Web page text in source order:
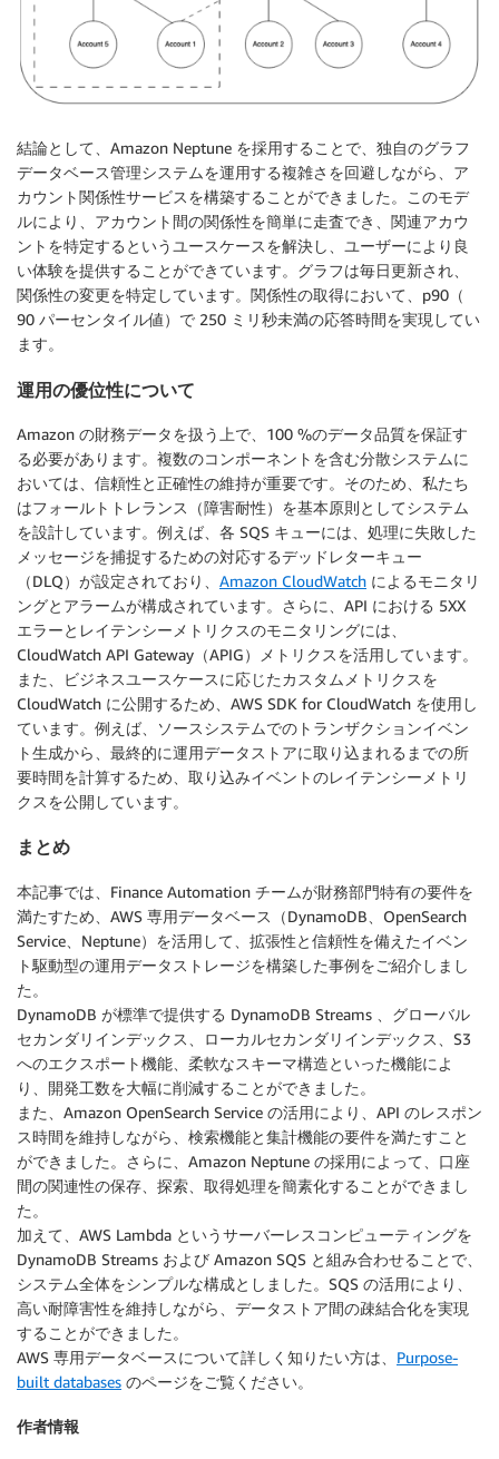
結論として、Amazon Neptune を採用することで、独自のグラフ
データベース管理システムを運用する複雑さを回避しながら、ア
カウント関係性サービスを構築することができました。このモデ
ルにより、アカウント間の関係性を簡単に走査でき、関連アカウ
ントを特定するというユースケースを解決し、ユーザーにより良
い体験を提供することができています。グラフは毎日更新され、
関係性の変更を特定しています。関係性の取得において、p90（
90 パーセンタイル値）で 250 ミリ秒未満の応答時間を実現してい
ます。
運用の優位性について
Amazon の財務データを扱う上で、100 %のデータ品質を保証す
る必要があります。複数のコンポーネントを含む分散システムに
おいては、信頼性と正確性の維持が重要です。そのため、私たち
はフォールトトレランス（障害耐性）を基本原則としてシステム
を設計しています。例えば、各 SQS キューには、処理に失敗した
メッセージを捕捉するための対応するデッドレターキュー
（DLQ）が設定されており、 Amazon CloudWatch によるモニタリ
ングとアラームが構成されています。さらに、API における 5XX
エラーとレイテンシーメトリクスのモニタリングには、
CloudWatch API Gateway（APIG）メトリクスを活用しています。
また、ビジネスユースケースに応じたカスタムメトリクスを
CloudWatch に公開するため、AWS SDK for CloudWatch を使用し
ています。例えば、ソースシステムでのトランザクションイベン
ト生成から、最終的に運用データストアに取り込まれるまでの所
要時間を計算するため、取り込みイベントのレイテンシーメトリ
クスを公開しています。
まとめ
本記事では、Finance Automation チームが財務部門特有の要件を
満たすため、AWS 専用データベース（DynamoDB、OpenSearch
Service、Neptune）を活用して、拡張性と信頼性を備えたイベン
ト駆動型の運用データストレージを構築した事例をご紹介しまし
た。
DynamoDB が標準で提供する DynamoDB Streams 、グローバル
セカンダリインデックス、ローカルセカンダリインデックス、S3
へのエクスポート機能、柔軟なスキーマ構造といった機能によ
り、開発工数を大幅に削減することができました。
また、Amazon OpenSearch Service の活用により、API のレスポン
ス時間を維持しながら、検索機能と集計機能の要件を満たすこと
ができました。さらに、Amazon Neptune の採用によって、口座
間の関連性の保存、探索、取得処理を簡素化することができまし
た。
加えて、AWS Lambda というサーバーレスコンピューティングを
DynamoDB Streams および Amazon SQS と組み合わせることで、
システム全体をシンプルな構成としました。SQS の活用により、
高い耐障害性を維持しながら、データストア間の疎結合化を実現
することができました。
AWS 専用データベースについて詳しく知りたい方は、 Purpose-
built databases のページをご覧ください。
作者情報